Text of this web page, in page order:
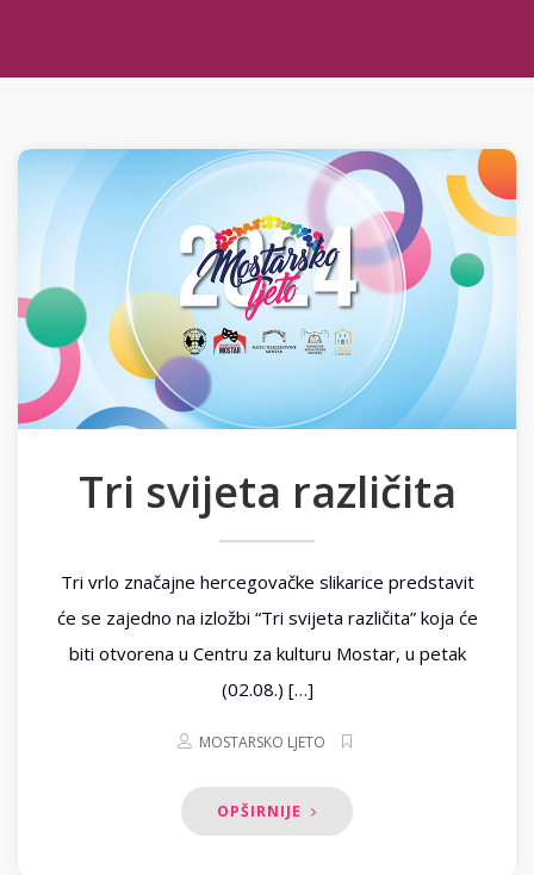
Tri svijeta različita
Tri vrlo značajne hercegovačke slikarice predstavit
će se zajedno na izložbi “Tri svijeta različita” koja će
biti otvorena u Centru za kulturu Mostar, u petak
(02.08.) […]
MOSTARSKO LJETO
OPŠIRNIJE